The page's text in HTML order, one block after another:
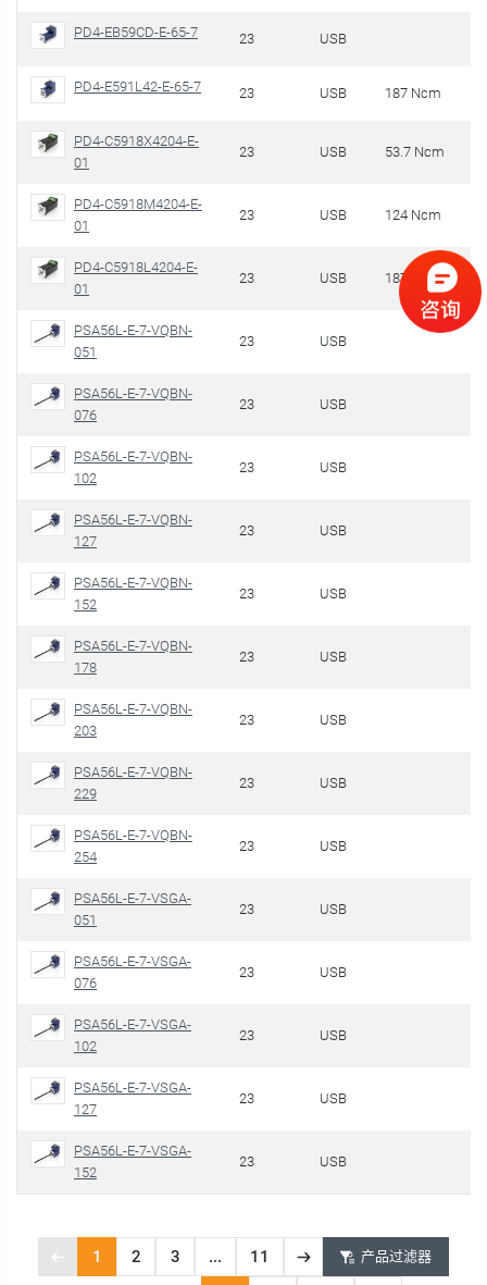
PD4-EB59CD-E-65-7 23 USB
PD4-E591L42-E-65-7 23 USB 187 Ncm
PD4-C5918X4204-E-
01
23 USB 53.7 Ncm
PD4-C5918M4204-E-
01
23 USB 124 Ncm
PD4-C5918L4204-E-
01
23 USB 187 Ncm
PSA56L-E-7-VQBN-
051
23 USB
PSA56L-E-7-VQBN-
076
23 USB
PSA56L-E-7-VQBN-
102
23 USB
PSA56L-E-7-VQBN-
127
23 USB
PSA56L-E-7-VQBN-
152
23 USB
PSA56L-E-7-VQBN-
178
23 USB
PSA56L-E-7-VQBN-
203
23 USB
PSA56L-E-7-VQBN-
229
23 USB
PSA56L-E-7-VQBN-
254
23 USB
PSA56L-E-7-VSGA-
051
23 USB
PSA56L-E-7-VSGA-
076
23 USB
PSA56L-E-7-VSGA-
102
23 USB
PSA56L-E-7-VSGA-
127
23 USB
PSA56L-E-7-VSGA-
152
23 USB
Previous
1 2 3 ... 11
Next
产品过滤器